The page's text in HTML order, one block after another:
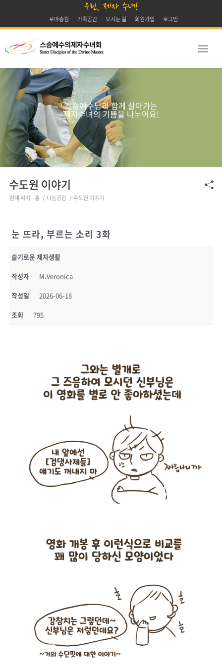
우린, 제자 수녀!
로마총원 가족공간 오시는 길 회원가입 로그인
수도원 이야기
현재 위치: 홈 / 나눔공감 / 수도원 이야기
스승예수님과 함께 살아가는
제자수녀의 기쁨을 나누어요!
눈 뜨라, 부르는 소리 3화
슬기로운 제자생활
작성자 M.Veronica
작성일 2026-06-18
조회 795